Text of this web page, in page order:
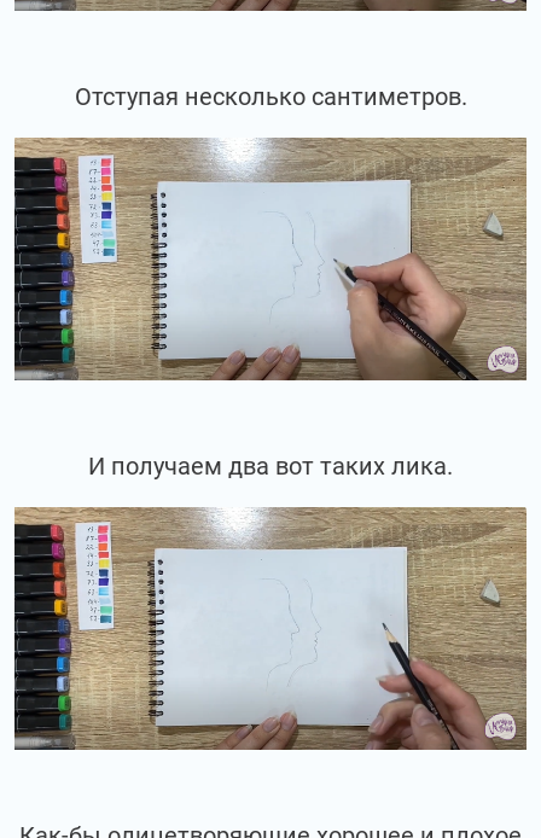
Отступая несколько сантиметров.
И получаем два вот таких лика.